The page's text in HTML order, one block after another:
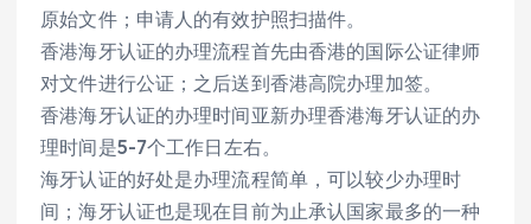
原始文件；申请人的有效护照扫描件。
香港海牙认证的办理流程首先由香港的国际公证律师
对文件进行公证；之后送到香港高院办理加签。
香港海牙认证的办理时间亚新办理香港海牙认证的办
理时间是5-7个工作日左右。
海牙认证的好处是办理流程简单，可以较少办理时
间；海牙认证也是现在目前为止承认国家最多的一种